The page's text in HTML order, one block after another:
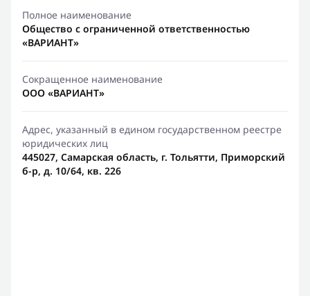
Полное наименование
Общество с ограниченной ответственностью
«ВАРИАНТ»
Сокращенное наименование
ООО «ВАРИАНТ»
Адрес, указанный в едином государственном реестре
юридических лиц
445027, Самарская область, г. Тольятти, Приморский
б-р, д. 10/64, кв. 226